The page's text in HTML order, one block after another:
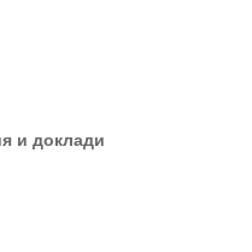
и доклади